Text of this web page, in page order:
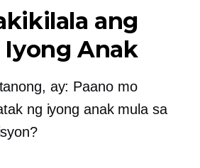
ang
Iyong Anak
ay: Paano mo
ng iyong anak mula sa